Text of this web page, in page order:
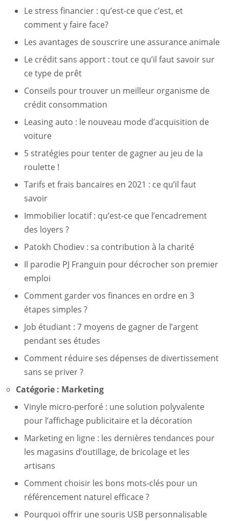
Le stress financier : qu’est-ce que c’est, et
comment y faire face?
Les avantages de souscrire une assurance animale
Le crédit sans apport : tout ce qu’il faut savoir sur
ce type de prêt
Conseils pour trouver un meilleur organisme de
crédit consommation
Leasing auto : le nouveau mode d’acquisition de
voiture
5 stratégies pour tenter de gagner au jeu de la
roulette !
Tarifs et frais bancaires en 2021 : ce qu’il faut
savoir
Immobilier locatif : qu’est-ce que l’encadrement
des loyers ?
Patokh Chodiev : sa contribution à la charité
Il parodie PJ Franguin pour décrocher son premier
emploi
Comment garder vos finances en ordre en 3
étapes simples ?
Job étudiant : 7 moyens de gagner de l’argent
pendant ses études
Comment réduire ses dépenses de divertissement
sans se priver ?
Catégorie : Marketing
Vinyle micro-perforé : une solution polyvalente
pour l’affichage publicitaire et la décoration
Marketing en ligne : les dernières tendances pour
les magasins d’outillage, de bricolage et les
artisans
Comment choisir les bons mots-clés pour un
référencement naturel efficace ?
Pourquoi offrir une souris USB personnalisable